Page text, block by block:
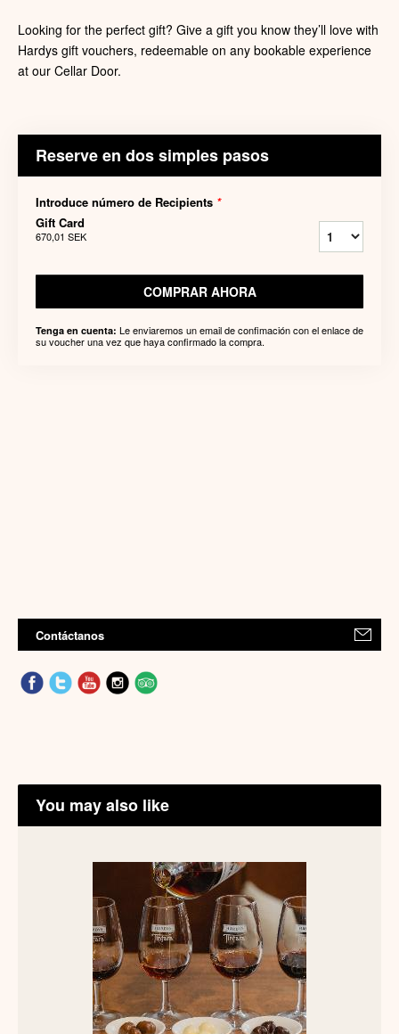
Looking for the perfect gift? Give a gift you know they’ll love with
Hardys gift vouchers, redeemable on any bookable experience
at our Cellar Door.
Reserve en dos simples pasos
Introduce número de Recipients *
Gift Card
670,01 SEK
COMPRAR AHORA
Tenga en cuenta: Le enviaremos un email de confimación con el enlace de
su voucher una vez que haya confirmado la compra.
Contáctanos
You may also like